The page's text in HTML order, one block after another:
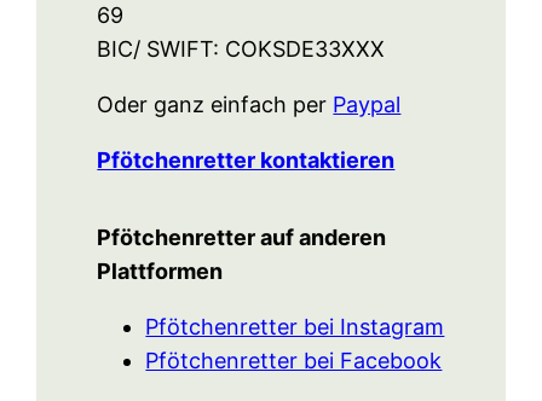
69
BIC/ SWIFT: COKSDE33XXX
Oder ganz einfach per Paypal
Pfötchenretter kontaktieren
Pfötchenretter auf anderen
Plattformen
Pfötchenretter bei Instagram
Pfötchenretter bei Facebook